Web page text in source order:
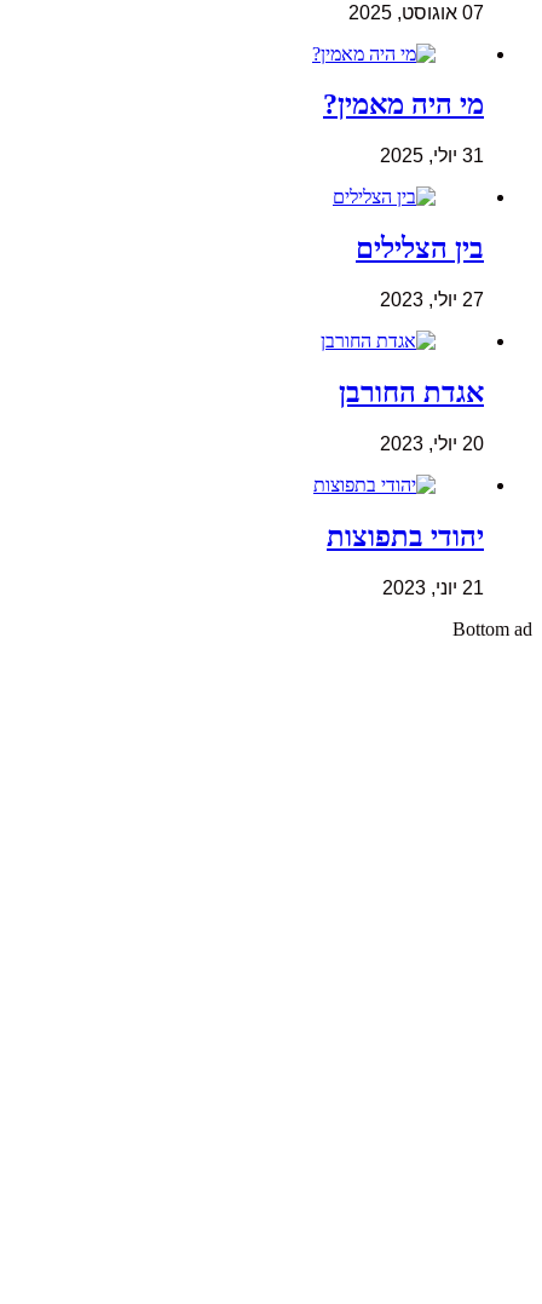
07 אוגוסט, 2025
מי היה מאמין?
31 יולי, 2025
בין הצלילים
27 יולי, 2023
אגדת החורבן
20 יולי, 2023
יהודי בתפוצות
21 יוני, 2023
Bottom ad